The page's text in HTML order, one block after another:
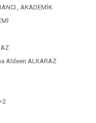
,AKADEMİK
Aldeen ALKARAZ
2